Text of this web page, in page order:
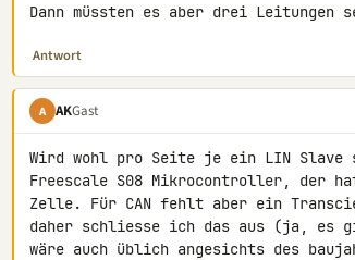
Dann müssten es aber drei Leitungen
Antwort
A AKGast
Wird wohl pro Seite je ein LIN
Freescale S08 Mikrocontroller, der
Zelle. Für CAN fehlt aber ein
daher schliesse ich das aus (ja, es
wäre auch üblich angesichts des